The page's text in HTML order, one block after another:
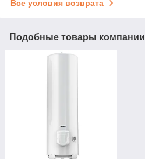
Все условия возврата
Подобные товары компании